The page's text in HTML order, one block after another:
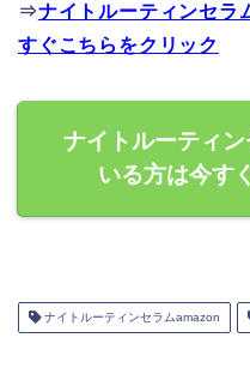
⇒ナイトルーティンセラ
すぐこちらをクリック
ナイトルーティ
いる方は今す
ナイトルーティンセラムamazon